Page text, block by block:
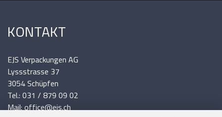
KONTAKT
EJS Verpackungen AG
Lyssstrasse 37
3054 Schüpfen
Tel.: 031 / 879 09 02
Mail: office@ejs.ch